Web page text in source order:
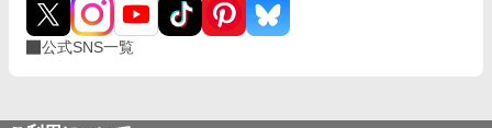
公式SNS一覧